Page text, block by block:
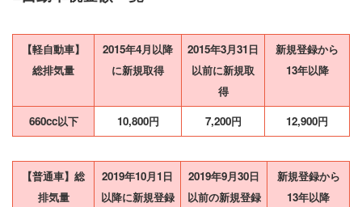
【軽自動車】
総排気量
2015年4月以降
に新規取得
2015年3月31日
以前に新規取
得
新規登録から
13年以降
660cc以下 10,800円 7,200円 12,900円
【普通車】総
排気量
2019年10月1日
以降に新規登録
2019年9月30日
以前の新規登録
新規登録から
13年以降